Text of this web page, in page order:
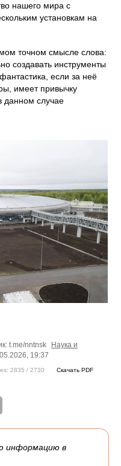
нашего мира с
установкам на
точном смысле слова:
создавать инструменты
если за неё
имеет привычку
данном случае
t.me/nntnsk
Наука и
19:37
2835 / 2730 Скачать PDF
информацию в